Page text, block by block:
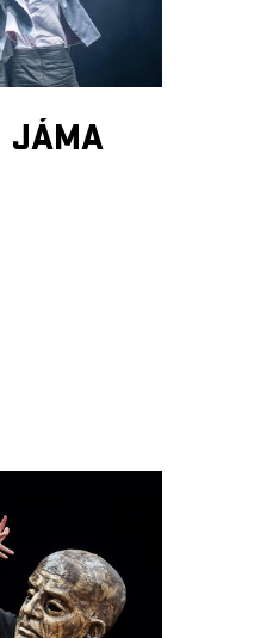
JÁMA